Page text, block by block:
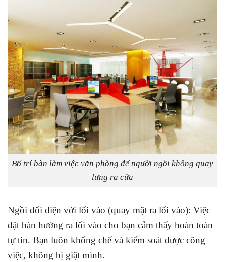
Bố trí bàn làm việc văn phòng để người ngồi không quay
lưng ra cửa
Ngồi đối diện với lối vào (quay mặt ra lối vào): Việc
đặt bàn hướng ra lối vào cho bạn cảm thấy hoàn toàn
tự tin. Bạn luôn khống chế và kiểm soát được công
việc, không bị giật mình.